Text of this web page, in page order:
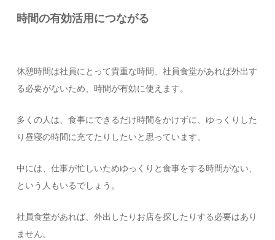
時間の有効活用につながる
休憩時間は社員にとって貴重な時間、社員食堂があれば外出す
る必要がないため、時間が有効に使えます。
多くの人は、食事にできるだけ時間をかけずに、ゆっくりした
り昼寝の時間に充てたりしたいと思っています。
中には、仕事が忙しいためゆっくりと食事をする時間がない、
という人もいるでしょう。
社員食堂があれば、外出したりお店を探したりする必要はあり
ません。